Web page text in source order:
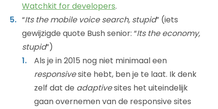
Watchkit for developers.
“Its the mobile voice search, stupid” (iets
gewijzigde quote Bush senior: “Its the economy,
stupid”)
Als je in 2015 nog niet minimaal een
responsivesite hebt, ben je te laat. Ik denk
zelf dat de adaptivesites het uiteindelijk
gaan overnemen van de responsive sites